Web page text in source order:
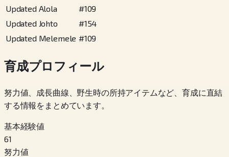
Updated Alola
#109
Updated Johto
#154
Updated Melemele #109
育成プロフィール
努力値、成長曲線、野生時の所持アイテムなど、育成に直結
する情報をまとめています。
基本経験値
61
努力値